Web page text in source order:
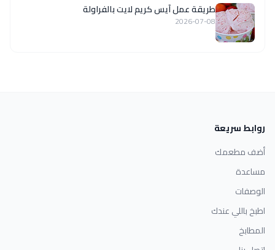
طريقة عمل آيس كريم لايت بالفراولة
2026-07-08
روابط سريعة
أضف مطعمك
مساعدة
الوصفات
اطبخ باللي عندك
المطابخ